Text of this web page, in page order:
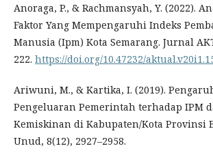
Anoraga, P., & Rachmansyah, Y. (2022).
Faktor Yang Mempengaruhi Indeks
Manusia (Ipm) Kota Semarang. Jurnal
222. https://doi.org/10.47232/
Ariwuni, M., & Kartika, I. (2019).
Pengeluaran Pemerintah terhadap IPM
Kemiskinan di Kabupaten/Kota Provinsi
Unud, 8(12), 2927–2958.